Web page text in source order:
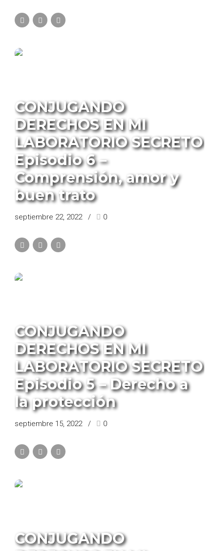
CONJUGANDO
DERECHOS EN MI
LABORATORIO SECRETO
Episodio 6 –
Comprensión, amor y
buen trato
septiembre 22, 2022 0
CONJUGANDO
DERECHOS EN MI
LABORATORIO SECRETO
Episodio 5 – Derecho a
la protección
septiembre 15, 2022 0
CONJUGANDO